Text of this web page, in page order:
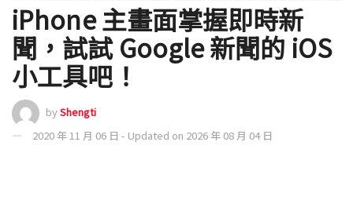
iPhone 主畫面掌握即時新
聞，試試 Google 新聞的 iOS
小工具吧！
byShengti
2020 年 11 月 06 日 - Updated on 2026 年 08 月 04 日